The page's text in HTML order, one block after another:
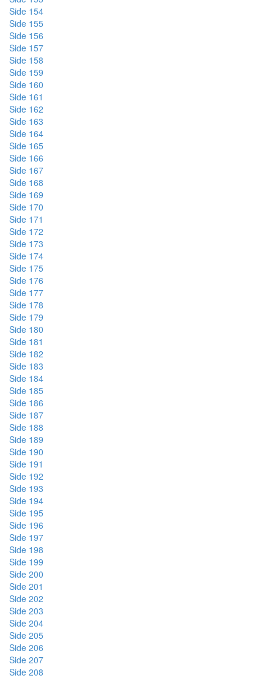
Side 154
Side 155
Side 156
Side 157
Side 158
Side 159
Side 160
Side 161
Side 162
Side 163
Side 164
Side 165
Side 166
Side 167
Side 168
Side 169
Side 170
Side 171
Side 172
Side 173
Side 174
Side 175
Side 176
Side 177
Side 178
Side 179
Side 180
Side 181
Side 182
Side 183
Side 184
Side 185
Side 186
Side 187
Side 188
Side 189
Side 190
Side 191
Side 192
Side 193
Side 194
Side 195
Side 196
Side 197
Side 198
Side 199
Side 200
Side 201
Side 202
Side 203
Side 204
Side 205
Side 206
Side 207
Side 208